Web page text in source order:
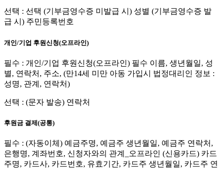
선택 : 선택 (기부금영수증 미발급 시) 성별 (기부금영수증 발
급 시) 주민등록번호
개인/기업 후원신청(오프라인)
필수 : 개인/기업 후원신청(오프라인) 필수 이름, 생년월일, 성
별, 연락처, 주소, (만14세 미만 아동 가입시 법정대리인 정보 :
성명, 관계, 연락처)
선택 : (문자 발송) 연락처
후원금 결제(공통)
필수 : (자동이체) 예금주명, 예금주 생년월일, 예금주 연락처,
은행명, 계좌번호, 신청자와의 관계_오프라인 (신용카드) 카드
주명, 카드사, 카드번호, 유효기간, 카드주 생년월일, 카드주 연